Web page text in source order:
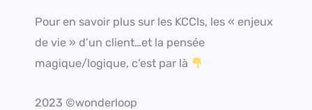
Pour en savoir plus sur les KCCIs, les « enjeux
de vie » d’un client…et la pensée
magique/logique, c’est par là
2023 ©wonderloop